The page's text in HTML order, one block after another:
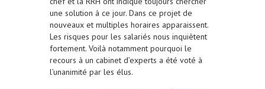
une solution à ce jour. Dans ce projet de
nouveaux et multiples horaires apparaissent.
Les risques pour les salariés nous inquiètent
fortement. Voilà notamment pourquoi le
recours à un cabinet d’experts a été voté à
l’unanimité par les élus.